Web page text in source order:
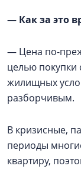
— Как за это
— Цена по-
целью покупки
жилищных
разборчивым.
В кризисные,
периоды
квартиру,